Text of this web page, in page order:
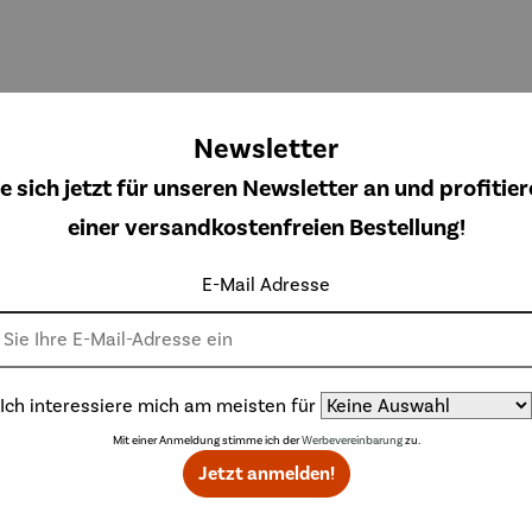
Preis:
€
Antik
Regulärer Preis:
110,00 €
Wanduhr
aufgelegte
Ziffern
Regulärer Preis:
110,00 €
mit
Sonoma-
Zifferblatt
Regulärer
59,00 €
Topseller aus der Kategorie Gemälde & Bilder
Newsletter
sich jetzt für unseren Newsletter an und
einer versandkostenfreien Bestellung!
E-Mail Adresse
Ich interessiere mich am meisten für
Mit einer Anmeldung stimme ich derWerbevereinbarungzu.
Jetzt anmelden!